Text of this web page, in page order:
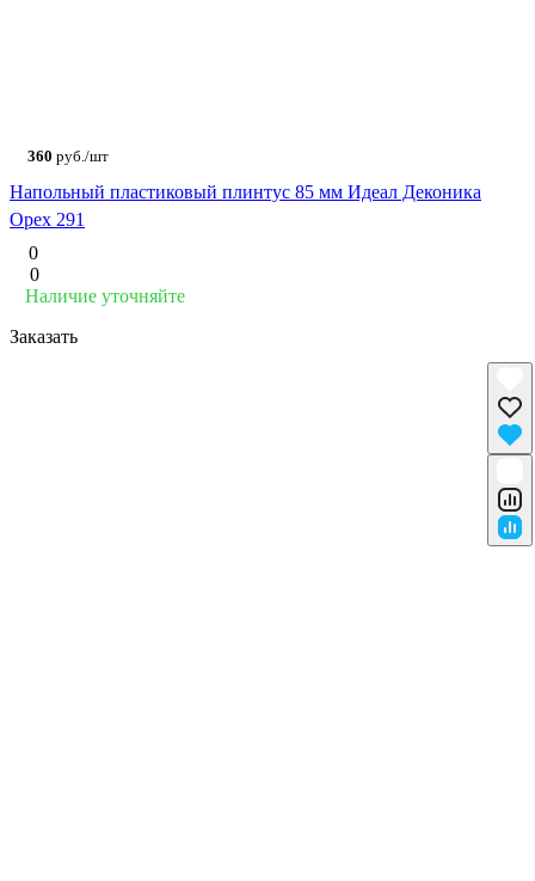
360 руб./шт
Напольный пластиковый плинтус 85 мм Идеал Деконика
Орех 291
0
0
Наличие уточняйте
Заказать